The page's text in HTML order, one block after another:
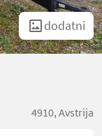
dodatni
4910, Avstrija